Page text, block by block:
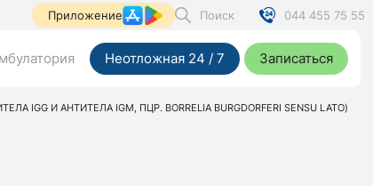
Приложение Поиск 044 455 75 55
Неотложная 24 / 7 Записаться
IGG И АНТИТЕЛА IGM, ПЦР. BORRELIA BURGDORFERI SENSU LATO)